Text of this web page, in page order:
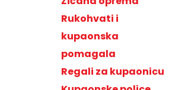
Rukohvati i
kupaonska
pomagala
Regali za kupaonicu